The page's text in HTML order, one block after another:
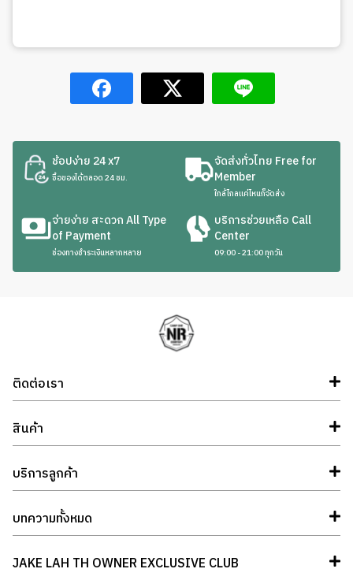
ช้อปง่าย 24 x7
ซื้อของได้ตลอด 24 ชม.
จัดส่งทั่วไทย Free for
Member
ใกล้ไกลแค่ไหนก็จัดส่ง
จ่ายง่าย สะดวก All Type
of Payment
ช่องทางชำระเงินหลากหลาย
บริการช่วยเหลือ Call
Center
09:00 - 21:00 ทุกวัน
ติดต่อเรา
สินค้า
บริการลูกค้า
บทความทั้งหมด
JAKE LAH TH OWNER EXCLUSIVE CLUB